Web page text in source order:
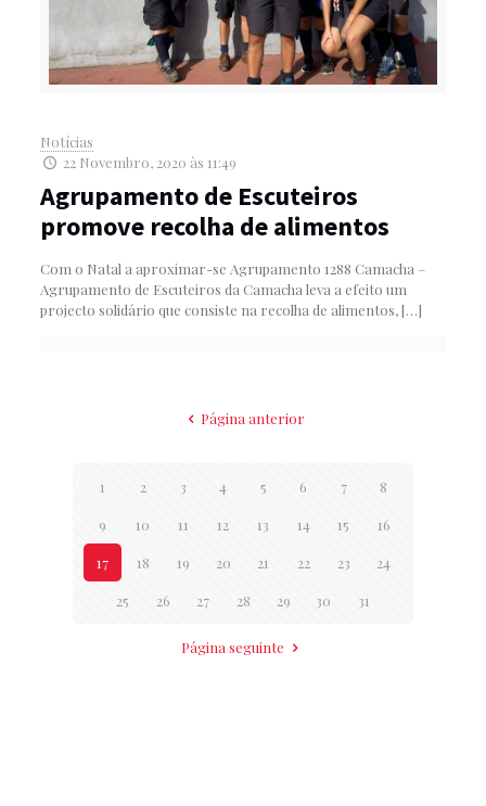
Notícias
22 Novembro, 2020 às 11:49
Agrupamento de Escuteiros
promove recolha de alimentos
Com o Natal a aproximar-se Agrupamento 1288 Camacha –
Agrupamento de Escuteiros da Camacha leva a efeito um
projecto solidário que consiste na recolha de alimentos,[…]
Página anterior
1 2 3 4 5 6 7 8
9 10 11 12 13 14 15 16
17 18 19 20 21 22 23 24
25 26 27 28 29 30 31
Página seguinte